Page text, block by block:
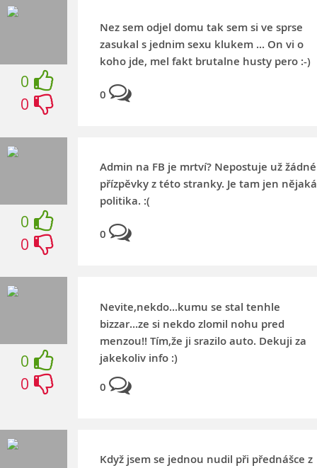
0
0
Nez sem odjel domu tak sem si ve sprse
zasukal s jednim sexu klukem ... On vi o
koho jde, mel fakt brutalne husty pero :-)
0
0
0
Admin na FB je mrtví? Nepostuje už žádné
přízpěvky z této stranky. Je tam jen nějaká
politika. :(
0
0
0
Nevite,nekdo...kumu se stal tenhle
bizzar...ze si nekdo zlomil nohu pred
menzou!! Tím,že ji srazilo auto. Dekuji za
jakekoliv info :)
0
Když jsem se jednou nudil při přednášce z